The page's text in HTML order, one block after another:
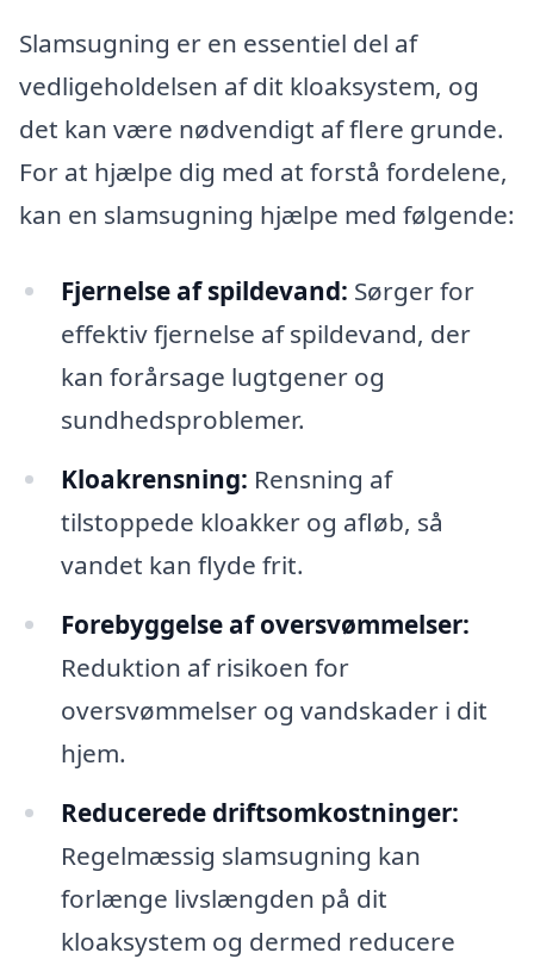
Slamsugning er en essentiel del af
vedligeholdelsen af dit kloaksystem, og
det kan være nødvendigt af flere grunde.
For at hjælpe dig med at forstå fordelene,
kan en slamsugning hjælpe med følgende:
Fjernelse af spildevand: Sørger for
effektiv fjernelse af spildevand, der
kan forårsage lugtgener og
sundhedsproblemer.
Kloakrensning: Rensning af
tilstoppede kloakker og afløb, så
vandet kan flyde frit.
Forebyggelse af oversvømmelser:
Reduktion af risikoen for
oversvømmelser og vandskader i dit
hjem.
Reducerede driftsomkostninger:
Regelmæssig slamsugning kan
forlænge livslængden på dit
kloaksystem og dermed reducere